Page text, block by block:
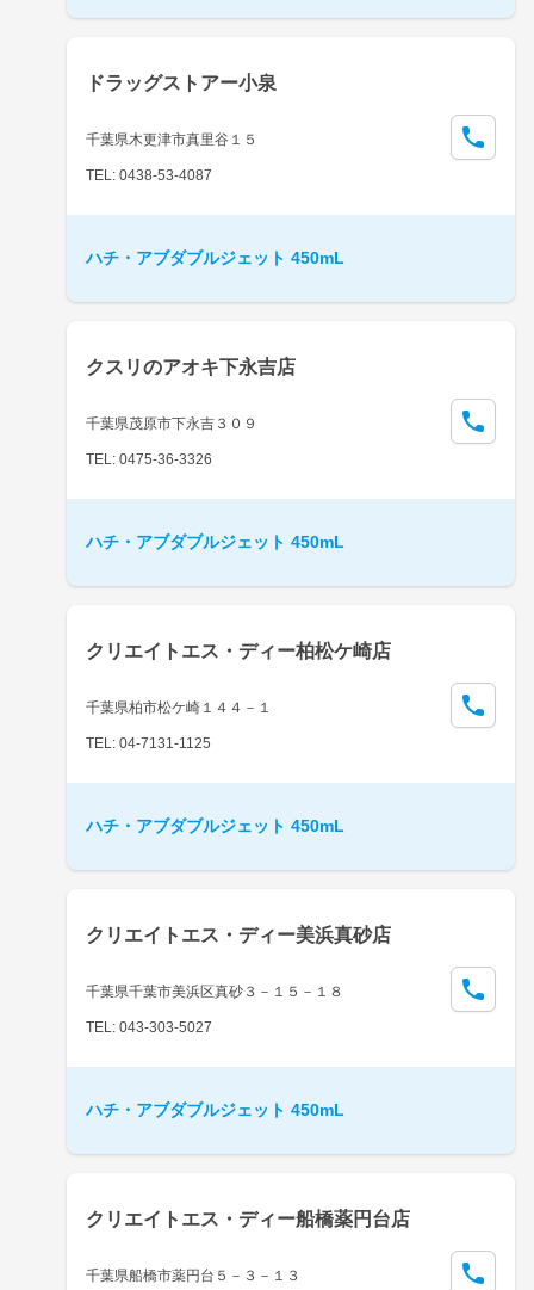
ドラッグストアー小泉
千葉県木更津市真里谷１５
TEL: 0438-53-4087
ハチ・アブダブルジェット 450mL
クスリのアオキ下永吉店
千葉県茂原市下永吉３０９
TEL: 0475-36-3326
ハチ・アブダブルジェット 450mL
クリエイトエス・ディー柏松ケ崎店
千葉県柏市松ケ崎１４４－１
TEL: 04-7131-1125
ハチ・アブダブルジェット 450mL
クリエイトエス・ディー美浜真砂店
千葉県千葉市美浜区真砂３－１５－１８
TEL: 043-303-5027
ハチ・アブダブルジェット 450mL
クリエイトエス・ディー船橋薬円台店
千葉県船橋市薬円台５－３－１３